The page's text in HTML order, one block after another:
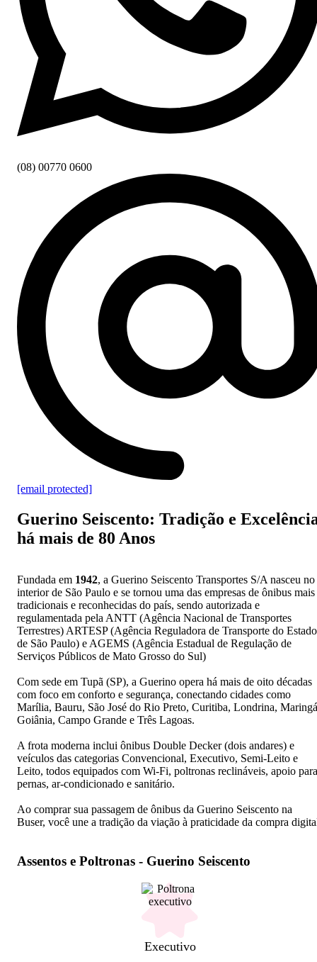
(08) 00770 0600
[email protected]
Guerino Seiscento: Tradição e
há mais de 80 Anos
Fundada em 1942, a Guerino Seiscento Transportes S/A nasceu no
interior de São Paulo e se tornou uma das empresas de ônibus mais
tradicionais e reconhecidas do país, sendo autorizada e
regulamentada pela ANTT (Agência Nacional de Transportes
Terrestres) ARTESP (Agência Reguladora de Transporte do Estado
de São Paulo) e AGEMS (Agência Estadual de Regulação de
Serviços Públicos de Mato Grosso do Sul)
Com sede em Tupã (SP), a Guerino opera há mais de oito décadas
com foco em conforto e segurança, conectando cidades como
Marília, Bauru, São José do Rio Preto, Curitiba, Londrina,
Goiânia, Campo Grande e Três Lagoas.
A frota moderna inclui ônibus Double Decker (dois andares) e
veículos das categorias Convencional, Executivo, Semi-Leito e
Leito, todos equipados com Wi-Fi, poltronas reclináveis, apoio para
pernas, ar-condicionado e sanitário.
Ao comprar sua passagem de ônibus da Guerino Seiscento na
Buser, você une a tradição da viação à praticidade da compra
Assentos e Poltronas - Guerino Seiscento
Executivo